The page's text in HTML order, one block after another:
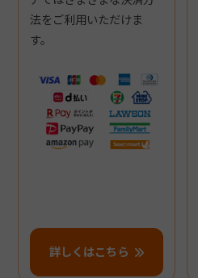
法をご利用いただけま
す。
詳しくはこちら